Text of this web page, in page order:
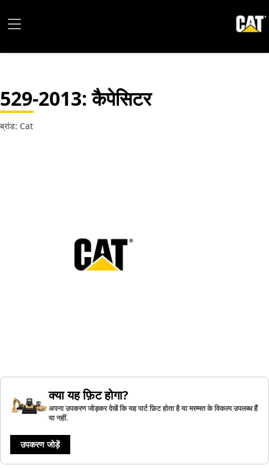
529-2013: कैपेसिटर
ब्रांड: Cat
क्या यह फ़िट होगा?
अपना उपकरण जोड़कर देखें कि यह पार्ट फ़िट होता है या मरम्मत के विकल्प उपलब्ध हैं
या नहीं.
उपकरण जोड़ें